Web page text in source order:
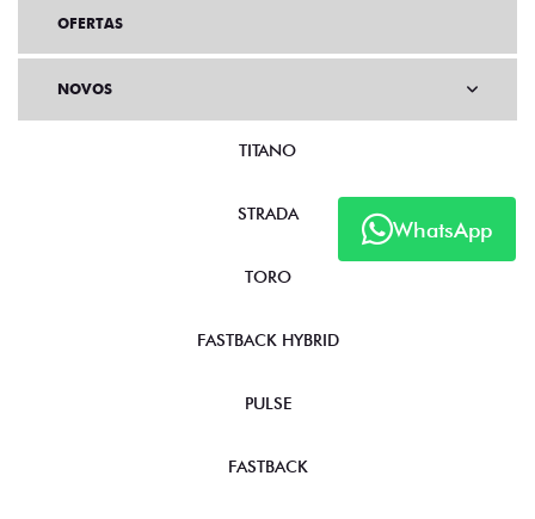
WhatsApp
OFERTAS
NOVOS
TITANO
STRADA
TORO
FASTBACK HYBRID
PULSE
FASTBACK